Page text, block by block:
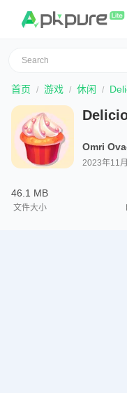
首页 游戏 休闲
Omri
2023年11
46.1 MB
文件大小